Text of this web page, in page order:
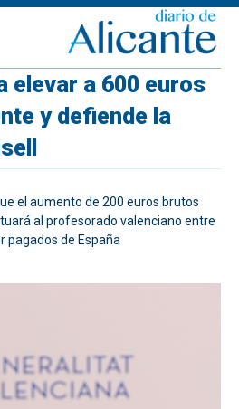
elevar a 600 euros
y defiende la
el aumento de 200 euros brutos
al profesorado valenciano entre
pagados de España